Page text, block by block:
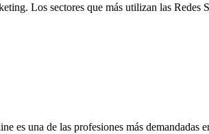
Los sectores que más utilizan las
es una de las profesiones más